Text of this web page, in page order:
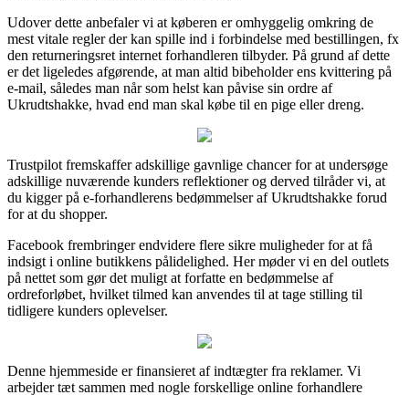
Udover dette anbefaler vi at køberen er omhyggelig omkring de
mest vitale regler der kan spille ind i forbindelse med bestillingen, fx
den returneringsret internet forhandleren tilbyder. På grund af dette
er det ligeledes afgørende, at man altid bibeholder ens kvittering på
e-mail, således man når som helst kan påvise sin ordre af
Ukrudtshakke, hvad end man skal købe til en pige eller dreng.
Trustpilot fremskaffer adskillige gavnlige chancer for at undersøge
adskillige nuværende kunders reflektioner og derved tilråder vi, at
du kigger på e-forhandlerens bedømmelser af Ukrudtshakke forud
for at du shopper.
Facebook frembringer endvidere flere sikre muligheder for at få
indsigt i online butikkens pålidelighed. Her møder vi en del outlets
på nettet som gør det muligt at forfatte en bedømmelse af
ordreforløbet, hvilket tilmed kan anvendes til at tage stilling til
tidligere kunders oplevelser.
Denne hjemmeside er finansieret af indtægter fra reklamer. Vi
arbejder tæt sammen med nogle forskellige online forhandlere